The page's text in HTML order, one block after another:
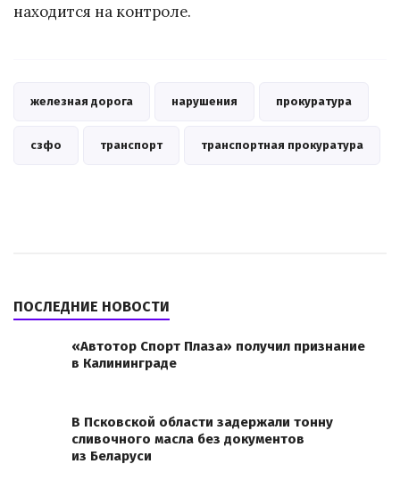
находится на контроле.
железная дорога нарушения прокуратура
сзфо транспорт транспортная прокуратура
ПОСЛЕДНИЕ НОВОСТИ
«Автотор Спорт Плаза» получил признание
в Калининграде
В Псковской области задержали тонну
сливочного масла без документов
из Беларуси